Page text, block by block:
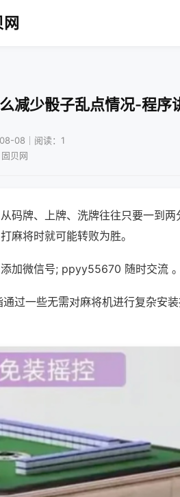
网
减少骰子乱点情况-程序
08｜阅读：1
贝网
码牌、上牌、洗牌往往只要一到两
麻将时就可能转败为胜。
加微信号; ppyy55670 随时交流 。
过一些无需对麻将机进行复杂安